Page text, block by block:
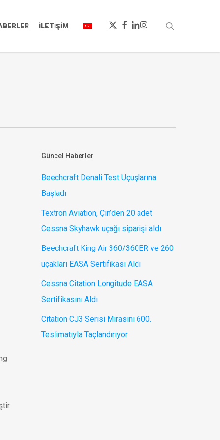
İLETIŞIM
X-
TWITTER
FACEBOOK
LINKEDIN
INSTAGRAM
Güncel Haberler
Beechcraft Denali Test Uçuşlarına
Başladı
Textron Aviation, Çin’den 20 adet
Cessna Skyhawk uçağı siparişi aldı
Beechcraft King Air 360/360ER ve 260
uçakları EASA Sertifikası Aldı
Cessna Citation Longitude EASA
Sertifikasını Aldı
Citation CJ3 Serisi Mirasını 600.
Teslimatıyla Taçlandırıyor